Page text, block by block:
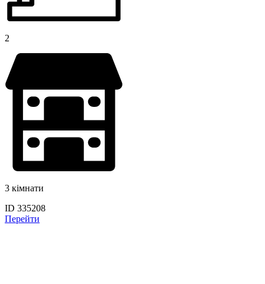
2
3 кімнати
ID 335208
Перейти